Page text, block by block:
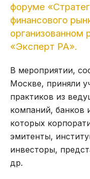
форуме
финансового
организованном
«Эксперт РА».
В мероприятии,
Москве, приняли
практиков из
компаний, банков
которых
эмитенты,
инвесторы,
др.